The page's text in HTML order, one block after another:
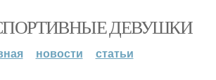
СПОРТИВНЫЕ ДЕВУШКИ
новости статьи